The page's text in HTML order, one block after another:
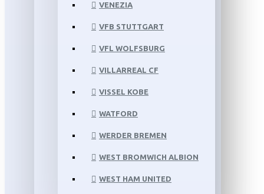
VENEZIA
VFB STUTTGART
VFL WOLFSBURG
VILLARREAL CF
VISSEL KOBE
WATFORD
WERDER BREMEN
WEST BROMWICH ALBION
WEST HAM UNITED